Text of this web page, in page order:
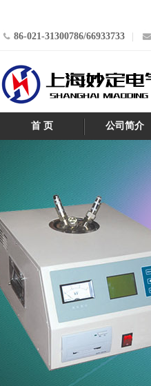
86-021-31300786/66933733
首 页 公司简介